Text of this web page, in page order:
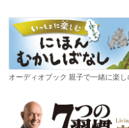
オーディオブック 親子で一緒に楽